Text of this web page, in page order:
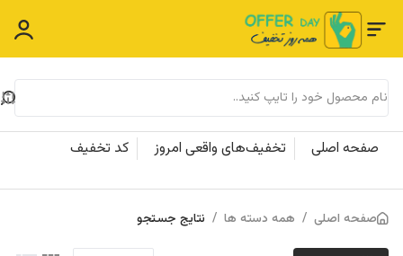
صفحه اصلی تخفیف‌های واقعی امروز کد تخفیف
صفحه اصلی / همه دسته ها / نتایج جستجو